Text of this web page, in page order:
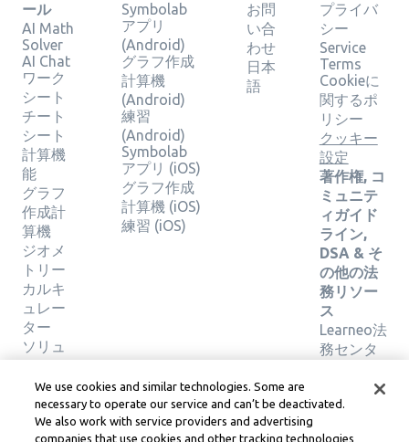
ール
AI Math
Solver
AI Chat
ワーク
シート
チート
シート
計算機
能
グラフ
作成計
算機
ジオメ
トリー
カルキ
ュレー
ター
ソリュ
ーショ
ンの検
証
Symbolab
アプリ
(Android)
グラフ作成
計算機
(Android)
練習
(Android)
Symbolab
アプリ (iOS)
グラフ作成
計算機 (iOS)
練習 (iOS)
お問
い合
わせ
日本
語
プライバ
シー
Service
Terms
Cookieに
関するポ
リシー
クッキー
設定
著作権, コ
ミュニテ
ィガイド
ライン,
DSA & そ
の他の法
務リソー
ス
Learneo法
務センタ
サービス
We use cookies and similar technologies. Some are
necessary to operate our service and can’t be deactivated.
We also work with service providers and advertising
companies that use cookies and other tracking technologies